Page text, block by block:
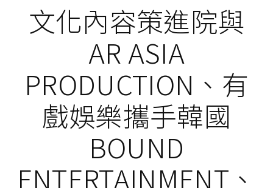
文化內容策進院與
AR ASIA
PRODUCTION、有
戲娛樂攜手韓國
BOUND
ENTERTAINMENT、